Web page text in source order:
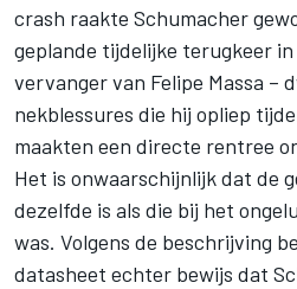
crash raakte Schumacher
geplande tijdelijke terugkeer in
vervanger van Felipe Massa –
nekblessures die hij opliep
maakten een directe rentree
Het is onwaarschijnlijk dat de
dezelfde is als die bij het
was. Volgens de beschrijving
datasheet echter bewijs dat